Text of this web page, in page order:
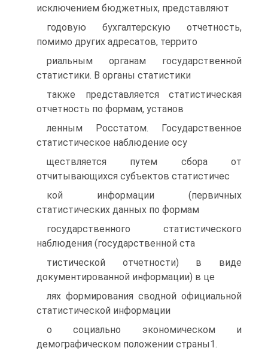
исключением бюджетных, представляют
годовую бухгалтерскую отчетность,
помимо других адресатов, террито
риальным органам государственной
статистики. В органы статистики
также представляется статистическая
отчетность по формам, установ
ленным Росстатом. Государственное
статистическое наблюдение осу
ществляется путем сбора от
отчитывающихся субъектов статистичес
кой информации (первичных
статистических данных по формам
государственного статистического
наблюдения (государственной ста
тистической отчетности) в виде
документированной информации) в це
лях формирования сводной официальной
статистической информации
о социально экономическом и
демографическом положении страны1.